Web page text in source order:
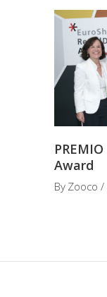
Award
By Zooco